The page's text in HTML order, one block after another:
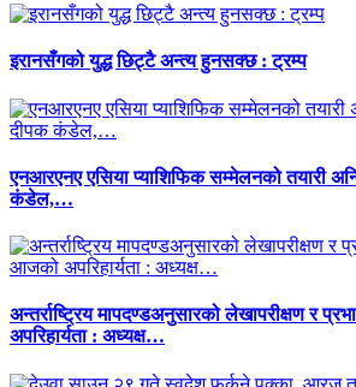
इरानसँगको युद्ध छिट्टै अन्त्य हुनसक्छ : ट्रम्प
एनआरएनए एसिया प्याशिफिक सम्मेलनको तयारी
कंडेल,…
अन्तर्राष्ट्रिय मापदण्डअनुसारको लेखापरीक्षण र
अपरिहार्यता : अध्यक्ष…